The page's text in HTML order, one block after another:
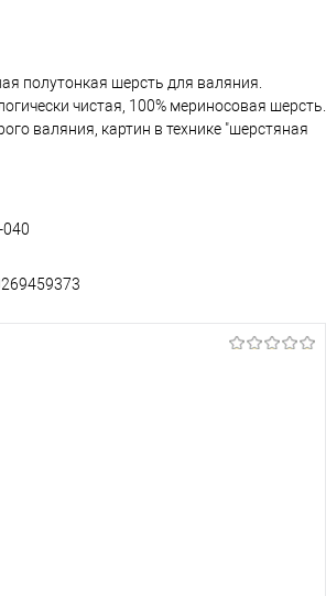
полутонкая шерсть для валяния.
чистая, 100% мериносовая шерсть.
валяния, картин в технике "шерстяная
040